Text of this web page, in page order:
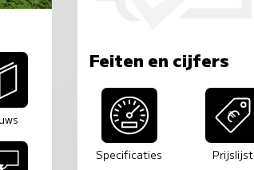
Feiten en cijfers
Specificaties Prijslijst